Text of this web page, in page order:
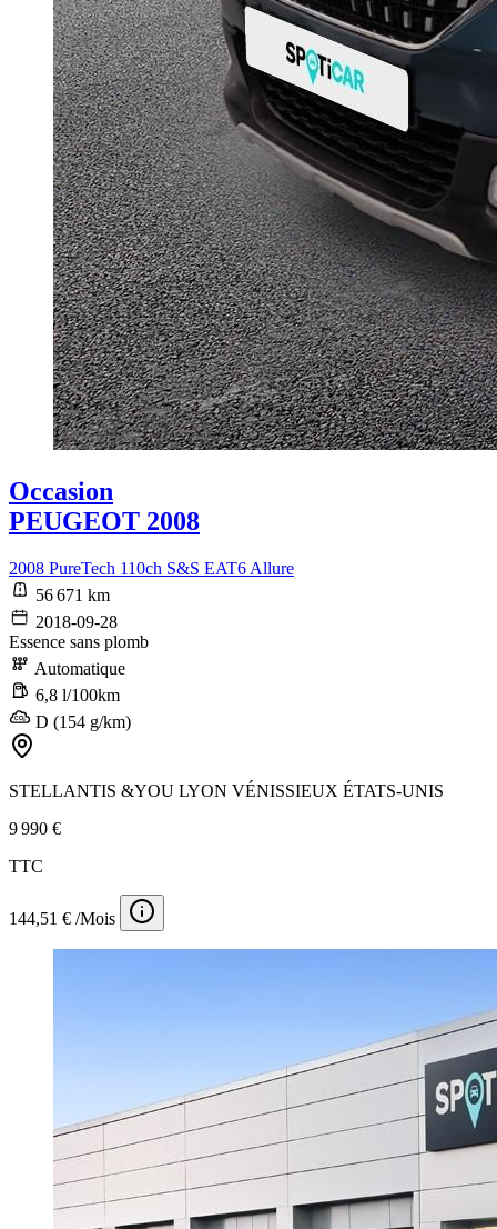
Occasion
PEUGEOT 2008
2008 PureTech 110ch S&S EAT6 Allure
56 671 km
2018-09-28
Essence sans plomb
Automatique
6,8 l/100km
D (154 g/km)
STELLANTIS &YOU LYON VÉNISSIEUX ÉTATS-UNIS
9 990 €
TTC
144,51 € /Mois